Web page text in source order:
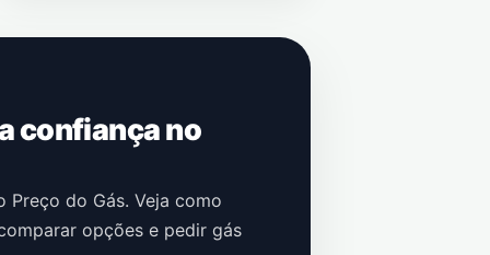
confiança no
do Gás. Veja como
opções e pedir gás